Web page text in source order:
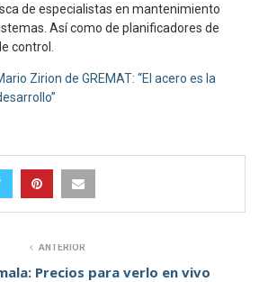
de especialistas en mantenimiento
Así como de planificadores de
control.
Zirion de GREMAT: “El acero es la
ANTERIOR
Precios para verlo en vivo